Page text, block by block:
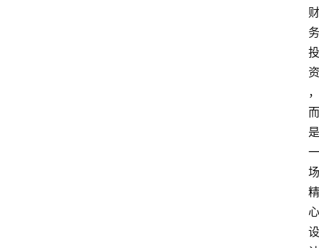
财
务
投
资
，
而
是
一
场
精
心
设